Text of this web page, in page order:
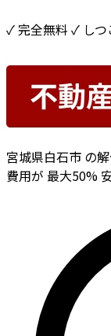
✓ 完全無料 ✓ しつ
宮城県白石市 の
費用が 最大50%